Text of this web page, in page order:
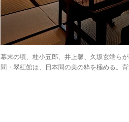
幕末の頃、桂小五郎、井上馨、久坂玄端ら
間・翠紅館は、日本間の美の粋を極める。